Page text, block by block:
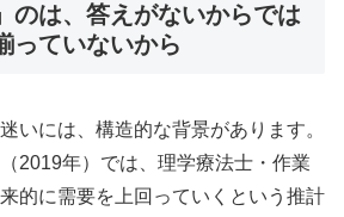
のは、答えがないからでは
っていないから
いには、構造的な背景があります。
2019年）では、理学療法士・作業
的に需要を上回っていくという推計